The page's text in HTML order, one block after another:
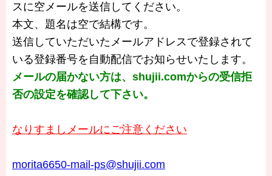
スに空メールを送信してください。
本文、題名は空で結構です。
送信していただいたメールアドレスで登録されて
いる登録番号を自動配信でお知らせいたします。
メールの届かない方は、shujii.comからの受信拒
否の設定を確認して下さい。
なりすましメールにご注意ください
morita6650-mail-ps@shujii.com